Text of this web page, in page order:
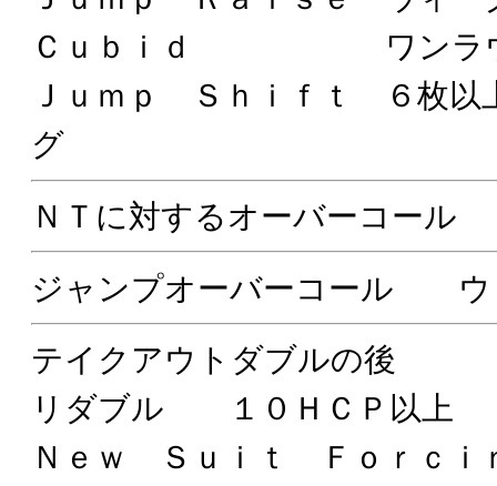
Ｃｕｂｉｄ ワンラウン
Ｊｕｍｐ Ｓｈｉｆｔ ６枚
グ
ＮＴに対するオーバーコー
ジャンプオーバーコール ウ
テイクアウトダブルの後
リダブル １０ＨＣＰ以上
Ｎｅｗ Ｓｕｉｔ Ｆｏｒｃ